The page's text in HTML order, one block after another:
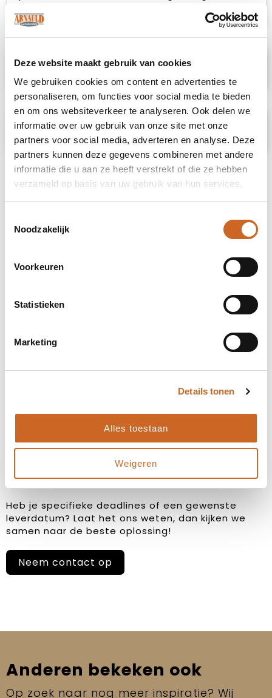
Deze website maakt gebruik van cookies
We gebruiken cookies om content en advertenties te
personaliseren, om functies voor social media te bieden
en om ons websiteverkeer te analyseren. Ook delen we
informatie over uw gebruik van onze site met onze
partners voor social media, adverteren en analyse. Deze
partners kunnen deze gegevens combineren met andere
informatie die u aan ze heeft verstrekt of die ze hebben
verzameld op basis van uw gebruik van hun services.
Noodzakelijk
Voorkeuren
Statistieken
Marketing
Details tonen
Alles toestaan
Weigeren
Specificaties
Prijsspecificaties
hanteren we geen vaste levertijden, maar
stemmen we deze altijd in overleg met jou af. Zo
zorgen we ervoor dat de planning aansluit op jouw
bijzonderheden of spoedaanvragen tijdig
bespreken.
Heb je specifieke deadlines of een gewenste
leverdatum? Laat het ons weten, dan kijken we
samen naar de beste oplossing!
Neem contact op
Anderen bekeken ook
Op zoek naar nog meer inspiratie? Wij